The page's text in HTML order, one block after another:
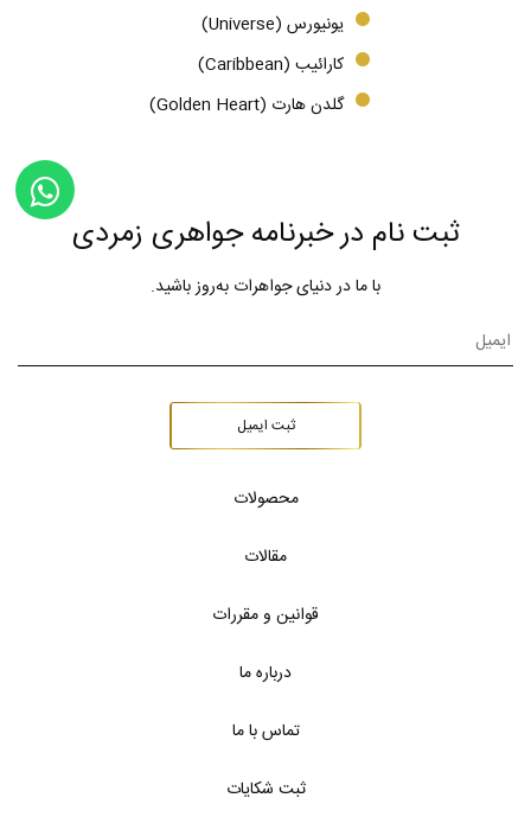
یونیورس (Universe)
کارائیب (Caribbean)
گلدن هارت (Golden Heart)
ثبت نام در خبرنامه جواهری زمردی
با ما در دنیای جواهرات به‌روز باشید.
ثبت ایمیل
محصولات
مقالات
قوانین و مقررات
درباره ما
تماس با ما
ثبت شکایات